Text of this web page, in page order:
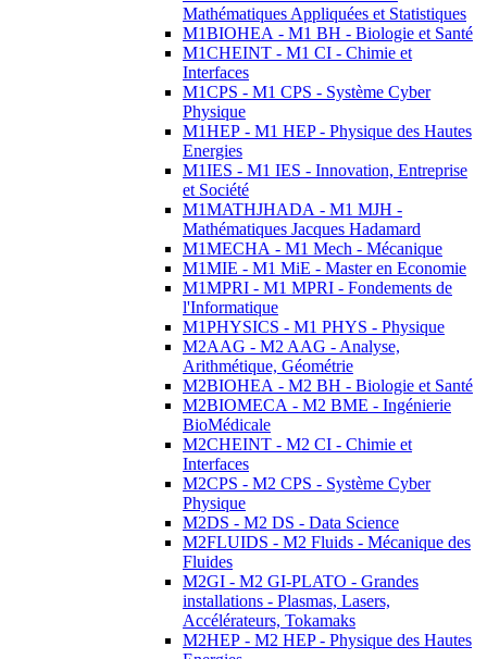
Mathématiques Appliquées et Statistiques
M1BIOHEA - M1 BH - Biologie et Santé
M1CHEINT - M1 CI - Chimie et
Interfaces
M1CPS - M1 CPS - Système Cyber
Physique
M1HEP - M1 HEP - Physique des Hautes
Energies
M1IES - M1 IES - Innovation, Entreprise
et Société
M1MATHJHADA - M1 MJH -
Mathématiques Jacques Hadamard
M1MECHA - M1 Mech - Mécanique
M1MIE - M1 MiE - Master en Economie
M1MPRI - M1 MPRI - Fondements de
l'Informatique
M1PHYSICS - M1 PHYS - Physique
M2AAG - M2 AAG - Analyse,
Arithmétique, Géométrie
M2BIOHEA - M2 BH - Biologie et Santé
M2BIOMECA - M2 BME - Ingénierie
BioMédicale
M2CHEINT - M2 CI - Chimie et
Interfaces
M2CPS - M2 CPS - Système Cyber
Physique
M2DS - M2 DS - Data Science
M2FLUIDS - M2 Fluids - Mécanique des
Fluides
M2GI - M2 GI-PLATO - Grandes
installations - Plasmas, Lasers,
Accélérateurs, Tokamaks
M2HEP - M2 HEP - Physique des Hautes